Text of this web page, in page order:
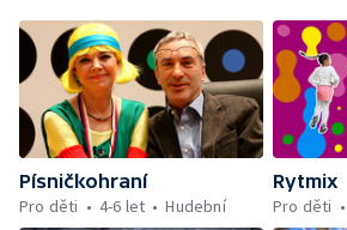
Písničkohraní
Pro děti
4-6 let Hudební
Rytmix
Pro děti